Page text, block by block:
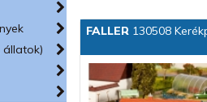
állatok)
FALLER 130508